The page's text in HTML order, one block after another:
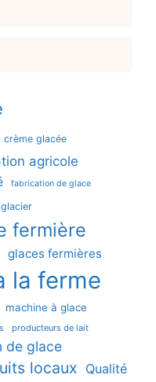
crème glacée
agricole
fabrication de glace
fermière
glaces fermières
la ferme
machine à glace
producteurs de lait
de glace
locaux Qualité